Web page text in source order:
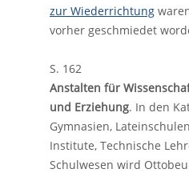
zur Wiederrichtung
vorher geschmiedet
S. 162
Anstalten für
und Erziehung. In den
Gymnasien,
Institute, Technische
Schulwesen wird